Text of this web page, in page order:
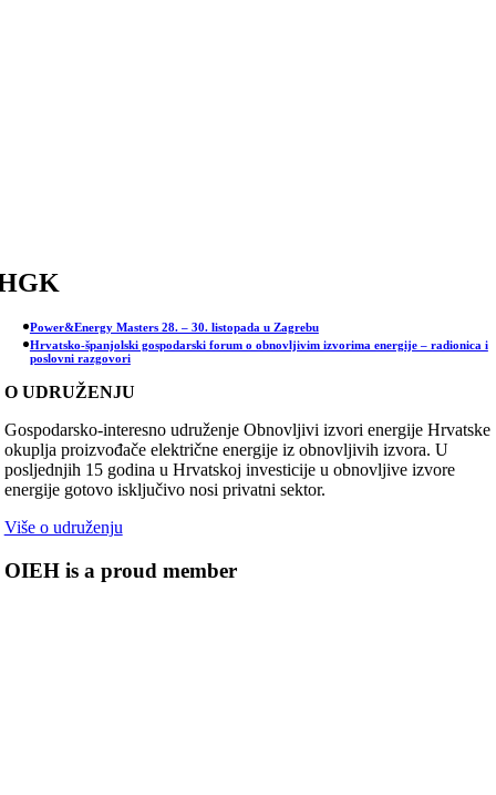
Power&Energy Masters 28. – 30. listopada u Zagrebu
Hrvatsko-španjolski gospodarski forum o obnovljivim izvorima energije – radionica i
poslovni razgovori
O UDRUŽENJU
Gospodarsko-interesno udruženje Obnovljivi izvori energije Hrvatske
okuplja proizvođače električne energije iz obnovljivih izvora. U
posljednjih 15 godina u Hrvatskoj investicije u obnovljive izvore
energije gotovo isključivo nosi privatni sektor.
Više o udruženju
OIEH is a proud member